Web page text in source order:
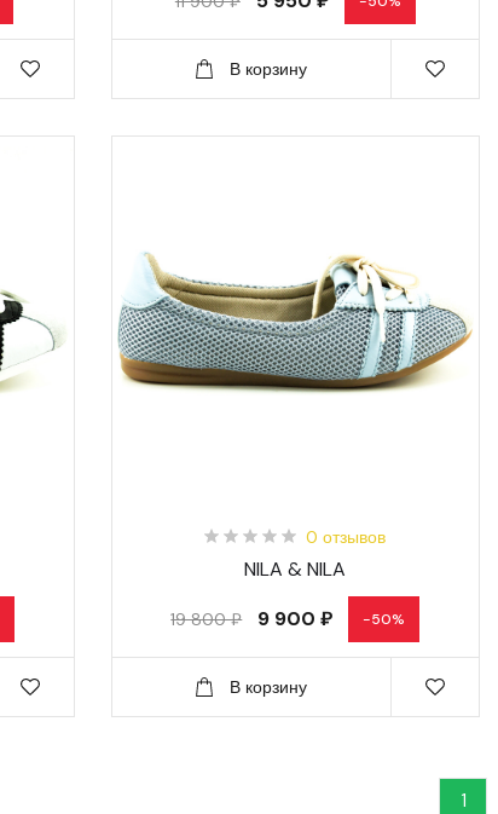
В корзину
0 отзывов
NILA & NILA
19 800 ₽ 9 900 ₽ -50%
В корзину
1